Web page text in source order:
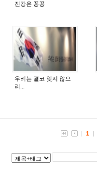
진강은 꽁꽁
우리는 결코 잊지 않으
리...
1